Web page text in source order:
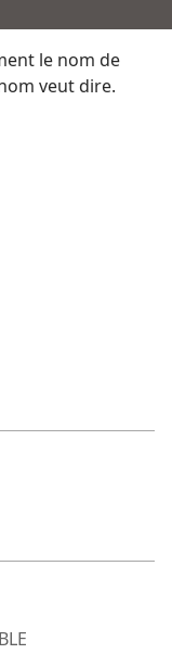
le nom de
veut dire.